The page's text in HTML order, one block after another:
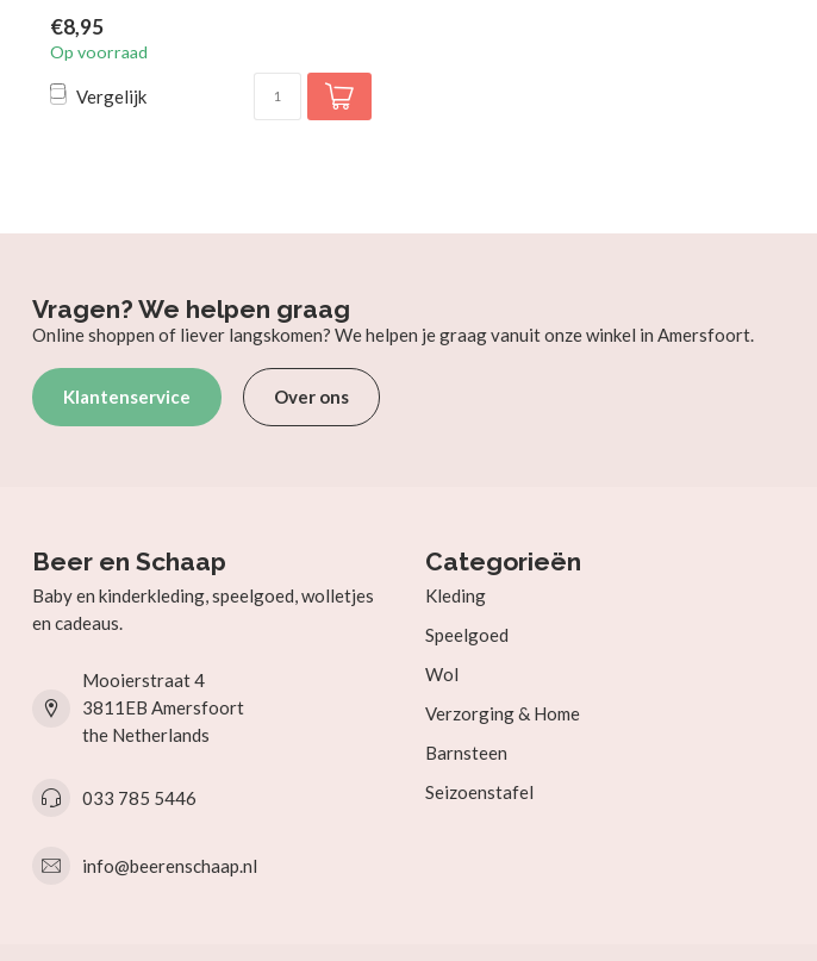
€8,95
Op voorraad
Vergelijk
Vragen? We helpen graag
Online shoppen of liever langskomen? We helpen je graag vanuit onze winkel in Amersfoort.
Klantenservice Over ons
Beer en Schaap
Baby en kinderkleding, speelgoed, wolletjes
en cadeaus.
Mooierstraat 4
3811EB Amersfoort
the Netherlands
033 785 5446
info@beerenschaap.nl
Categorieën
Kleding
Speelgoed
Wol
Verzorging & Home
Barnsteen
Seizoenstafel